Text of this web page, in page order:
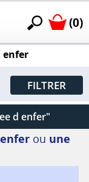
(0)
enfer
FILTRER
d enfer"
ou une